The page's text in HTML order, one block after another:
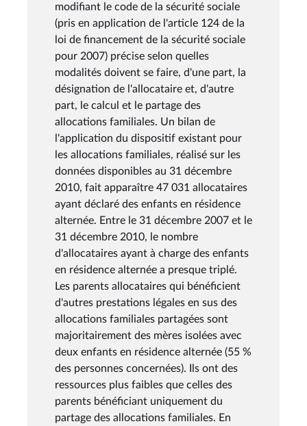
modifiant le code de la sécurité sociale
(pris en application de l'article 124 de la
loi de financement de la sécurité sociale
pour 2007) précise selon quelles
modalités doivent se faire, d'une part, la
désignation de l'allocataire et, d'autre
part, le calcul et le partage des
allocations familiales. Un bilan de
l'application du dispositif existant pour
les allocations familiales, réalisé sur les
données disponibles au 31 décembre
2010, fait apparaître 47 031 allocataires
ayant déclaré des enfants en résidence
alternée. Entre le 31 décembre 2007 et le
31 décembre 2010, le nombre
d'allocataires ayant à charge des enfants
en résidence alternée a presque triplé.
Les parents allocataires qui bénéficient
d'autres prestations légales en sus des
allocations familiales partagées sont
majoritairement des mères isolées avec
deux enfants en résidence alternée (55 %
des personnes concernées). Ils ont des
ressources plus faibles que celles des
parents bénéficiant uniquement du
partage des allocations familiales. En